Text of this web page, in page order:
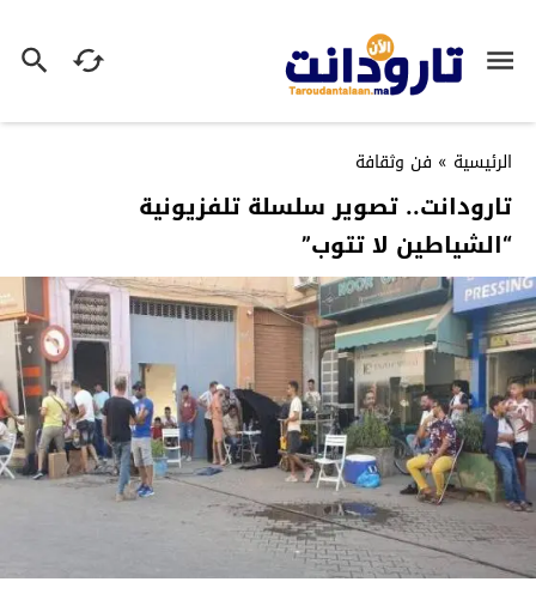
الرئيسية » فن وثقافة
تارودانت.. تصوير سلسلة تلفزيونية
“الشياطين لا تتوب”